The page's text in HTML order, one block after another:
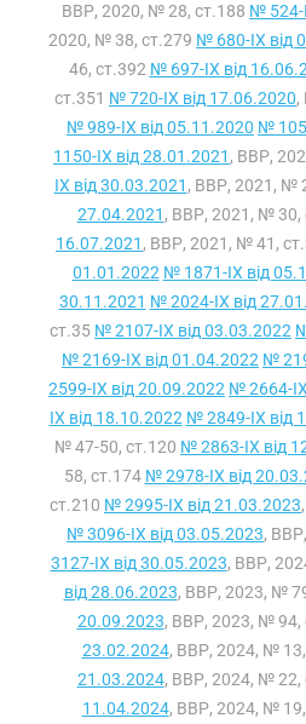
ВВР, 2020, № 28, ст.188 № 524-
2020, № 38, ст.279 № 680-IX від
46, ст.392 № 697-IX від
ст.351 № 720-IX від 17.06.2020,
№ 989-IX від 05.11.2020 №
1150-IX від 28.01.2021 , ВВР,
IX від 30.03.2021 , ВВР, 2021, №
27.04.2021 , ВВР, 2021, № 30,
16.07.2021 , ВВР, 2021, № 41,
01.01.2022 № 1871-IX від
30.11.2021 № 2024-IX від
ст.35 № 2107-IX від 03.03.2022
№ 2169-IX від 01.04.2022 №
2599-IX від 20.09.2022 № 2664-
IX від 18.10.2022 № 2849-IX від
№ 47-50, ст.120 № 2863-IX від
58, ст.174 № 2978-IX від
ст.210 № 2995-IX від 21.03.2023
№ 3096-IX від 03.05.2023,
3127-IX від 30.05.2023, ВВР,
від 28.06.2023, ВВР, 2023, №
20.09.2023, ВВР, 2023, № 94,
23.02.2024, ВВР, 2024, № 13,
21.03.2024, ВВР, 2024, № 22,
11.04.2024, ВВР, 2024, № 19,